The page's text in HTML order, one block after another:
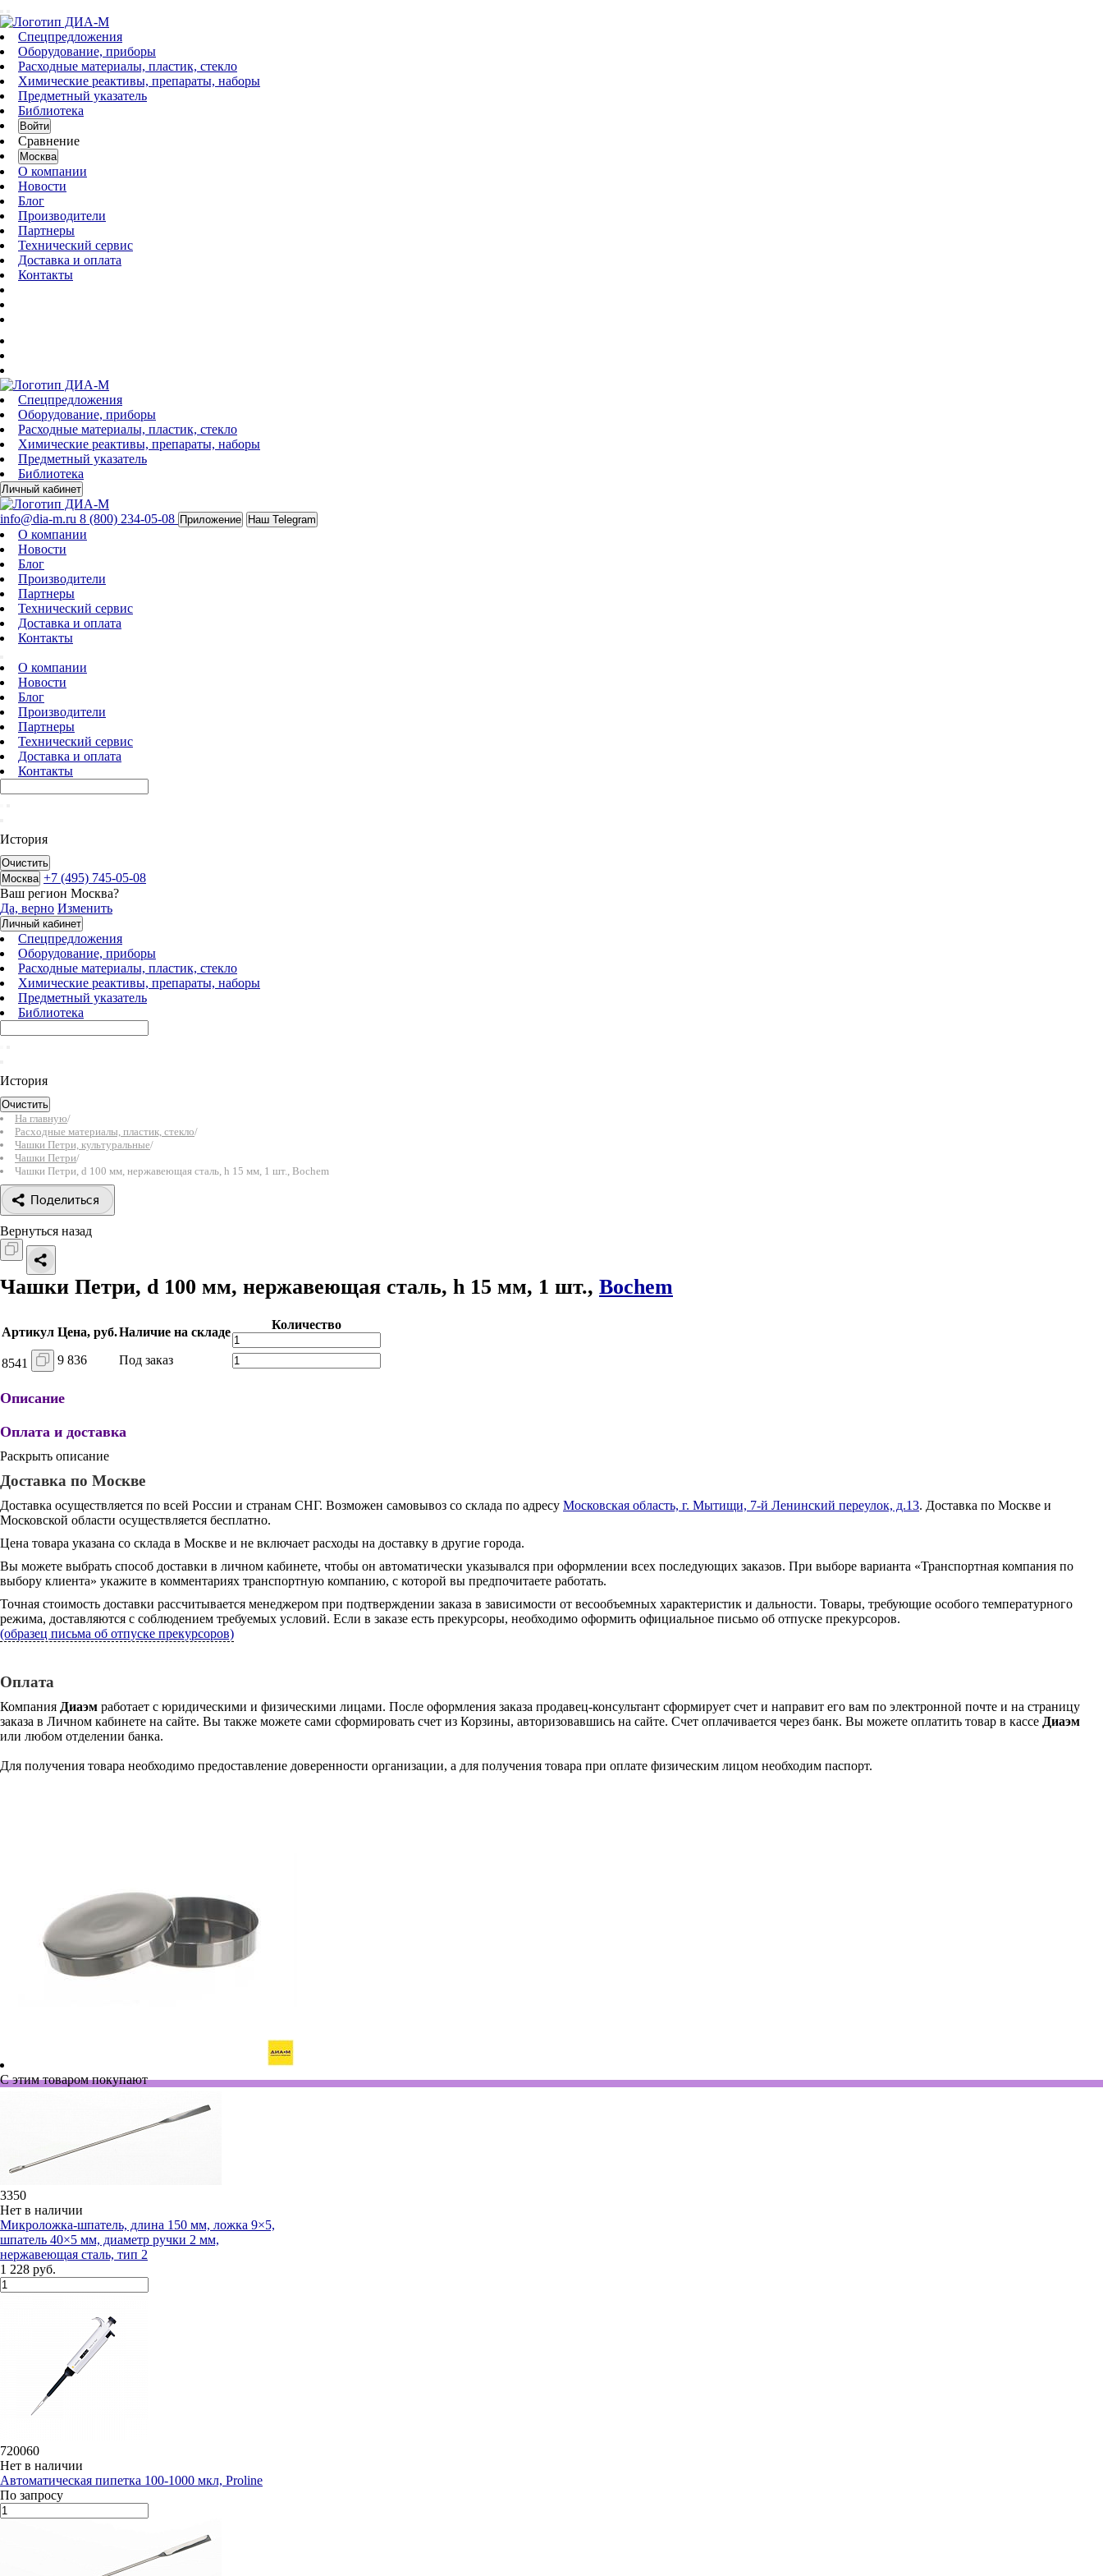
Спецпредложения
Оборудование, приборы
Расходные материалы, пластик, стекло
Химические реактивы, препараты, наборы
Предметный указатель
Библиотека
Войти
Сравнение
Москва
О компании
Новости
Блог
Производители
Партнеры
Технический сервис
Доставка и оплата
Контакты
Спецпредложения
Оборудование, приборы
Расходные материалы, пластик, стекло
Химические реактивы, препараты, наборы
Предметный указатель
Библиотека
Личный кабинет
info@dia-m.ru 8 (800) 234-05-08 Приложение Наш Telegram
О компании
Новости
Блог
Производители
Партнеры
Технический сервис
Доставка и оплата
Контакты
О компании
Новости
Блог
Производители
Партнеры
Технический сервис
Доставка и оплата
Контакты
История
Очистить
Москва +7 (495) 745-05-08
Ваш регион Москва?
Да, верно Изменить
Личный кабинет
Спецпредложения
Оборудование, приборы
Расходные материалы, пластик, стекло
Химические реактивы, препараты, наборы
Предметный указатель
Библиотека
История
Очистить
На главную/
Расходные материалы, пластик, стекло/
Чашки Петри, культуральные/
Чашки Петри/
Чашки Петри, d 100 мм, нержавеющая сталь, h 15 мм, 1 шт., Bochem
Поделиться
Вернуться назад
Чашки Петри, d 100 мм, нержавеющая сталь, h 15 мм, 1 шт., Bochem
Артикул Цена, руб.Наличие на складе
Количество
8541 9 836 Под заказ
Описание
Оплата и доставка
Раскрыть описание
Доставка по Москве
Доставка осуществляется по всей России и странам СНГ. Возможен самовывоз со склада по адресу Московская область, г. Мытищи, 7-й Ленинский переулок, д.13. Доставка по Москве и
Московской области осуществляется бесплатно.
Цена товара указана со склада в Москве и не включает расходы на доставку в другие города.
Вы можете выбрать способ доставки в личном кабинете, чтобы он автоматически указывался при оформлении всех последующих заказов. При выборе варианта «Транспортная компания по
выбору клиента» укажите в комментариях транспортную компанию, с которой вы предпочитаете работать.
Точная стоимость доставки рассчитывается менеджером при подтверждении заказа в зависимости от весообъемных характеристик и дальности. Товары, требующие особого температурного
режима, доставляются с соблюдением требуемых условий. Если в заказе есть прекурсоры, необходимо оформить официальное письмо об отпуске прекурсоров.
(образец письма об отпуске прекурсоров)
Оплата
Компания Диаэм работает с юридическими и физическими лицами. После оформления заказа продавец-консультант сформирует счет и направит его вам по электронной почте и на страницу
заказа в Личном кабинете на сайте. Вы также можете сами сформировать счет из Корзины, авторизовавшись на сайте. Счет оплачивается через банк. Вы можете оплатить товар в кассе Диаэм
или любом отделении банка.
Для получения товара необходимо предоставление доверенности организации, а для получения товара при оплате физическим лицом необходим паспорт.
С этим товаром покупают
3350
Нет в наличии
Микроложка-шпатель, длина 150 мм, ложка 9×5,
шпатель 40×5 мм, диаметр ручки 2 мм,
нержавеющая сталь, тип 2
1 228 руб.
720060
Нет в наличии
Автоматическая пипетка 100-1000 мкл, Proline
По запросу